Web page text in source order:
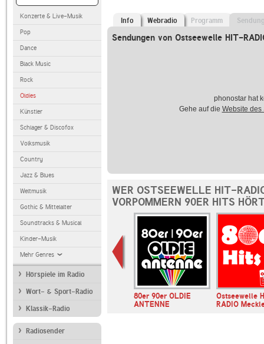
Konzerte & Live-Musik
Pop
Dance
Black Music
Rock
Oldies
Künstler
Schlager & Discofox
Volksmusik
Country
Jazz & Blues
Weltmusik
Gothic & Mittelalter
Soundtracks & Musical
Kinder-Musik
Mehr Genres
Hörspiele im Radio
Wort- & Sport-Radio
Klassik-Radio
Radiosender
Info Webradio Programm
Sendungen von Ostseewelle HIT-
phonostar hat
Gehe auf die Website des
WER OSTSEEWELLE HIT-
VORPOMMERN 90ER HITS
HIT-
Antenne Brandenburg
80er 90er OLDIE
ANTENNE
Ostseewelle
RADIO